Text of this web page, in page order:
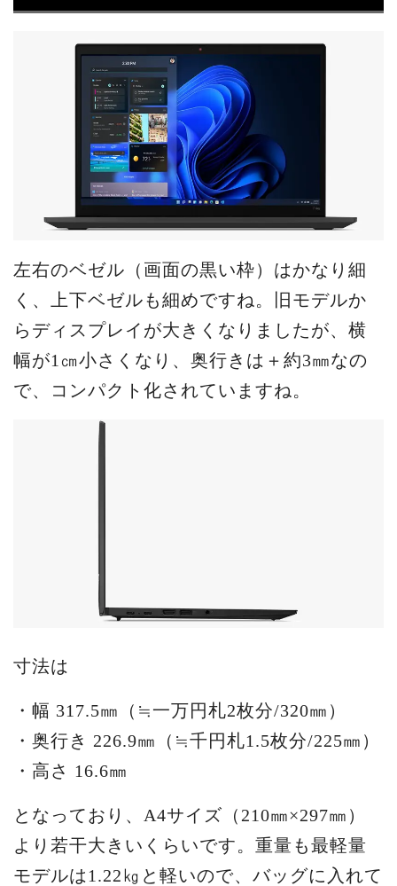
左右のベゼル（画面の黒い枠）はかなり細
く、上下ベゼルも細めですね。旧モデルか
らディスプレイが大きくなりましたが、横
幅が1㎝小さくなり、奥行きは＋約3㎜なの
で、コンパクト化されていますね。
寸法は
・幅 317.5㎜（≒一万円札2枚分/320㎜）
・奥行き 226.9㎜（≒千円札1.5枚分/225㎜）
・高さ 16.6㎜
となっており、A4サイズ（210㎜×297㎜）
より若干大きいくらいです。重量も最軽量
モデルは1.22㎏と軽いので、バッグに入れて